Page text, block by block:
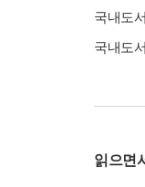
국내도
국내도
읽으면